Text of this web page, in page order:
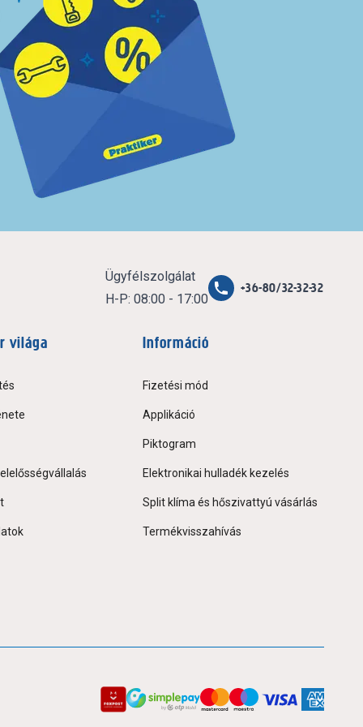
Ügyfélszolgálat
H-P: 08:00 - 17:00
+36-80/32-32-32
világa Információ
Fizetési mód
Applikáció
Piktogram
Elektronikai hulladék kezelés
Split klíma és hőszivattyú vásárlás
Termékvisszahívás